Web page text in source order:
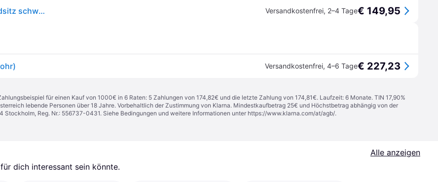
Thule - Yepp Nexxt 2 Maxi (Rahmenmontage) Fahrradsitz schwarz Versandkostenfrei, 2–4 Tage€ 149,95
Versandkostenfrei, 4–6 Tage€ 227,23
für einen Kauf von 1000€ in 6 Raten: 5 Zahlungen von 174,82€ und die letzte Zahlung von 174,81€. Laufzeit: 6 Monate. TIN 17,90%
lebende Personen über 18 Jahre. Vorbehaltlich der Zustimmung von Klarna. Mindestkaufbetrag 25€ und Höchstbetrag abhängig von der
Reg. Nr.: 556737-0431. Siehe Bedingungen und weitere Informationen unter https://www.klarna.com/at/agb/.
Alle anzeigen
dich interessant sein könnte.